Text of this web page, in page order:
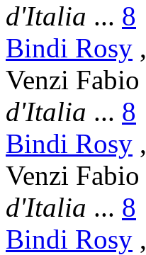
d'Italia ... 8
Bindi Rosy ,
Venzi Fabio
d'Italia ... 8
Bindi Rosy ,
Venzi Fabio
d'Italia ... 8
Bindi Rosy ,